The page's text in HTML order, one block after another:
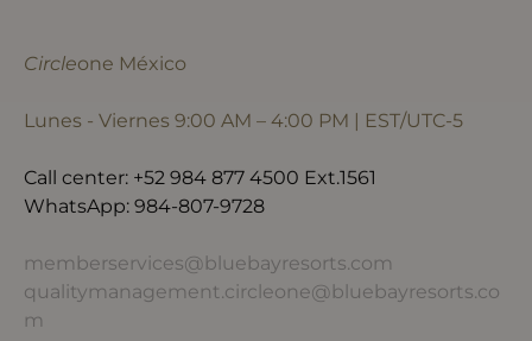
Circleone México
Lunes - Viernes 9:00 AM – 4:00 PM | EST/UTC-5
Call center: +52 984 877 4500 Ext.1561
WhatsApp: 984-807-9728
memberservices@bluebayresorts.com
qualitymanagement.circleone@bluebayresorts.co
m